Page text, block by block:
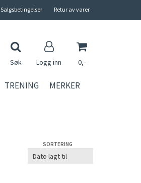
Salgsbetingelser Retur av varer
Søk Logg inn 0,-
TRENING MERKER
SORTERING